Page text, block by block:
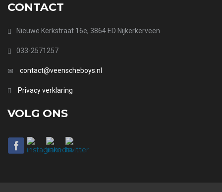
CONTACT
Nieuwe Kerkstraat 16e, 3864 ED Nijkerkerveen
033-2571257
contact@veenscheboys.nl
Privacy verklaring
VOLG ONS